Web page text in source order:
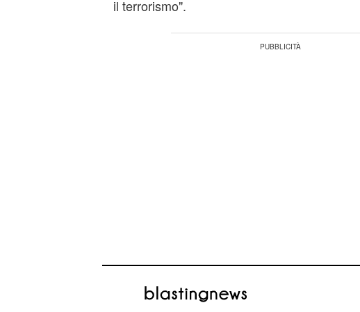
il terrorismo".
In mattinata, nel corso di un'intervista
IntellegoNews, il deputato del